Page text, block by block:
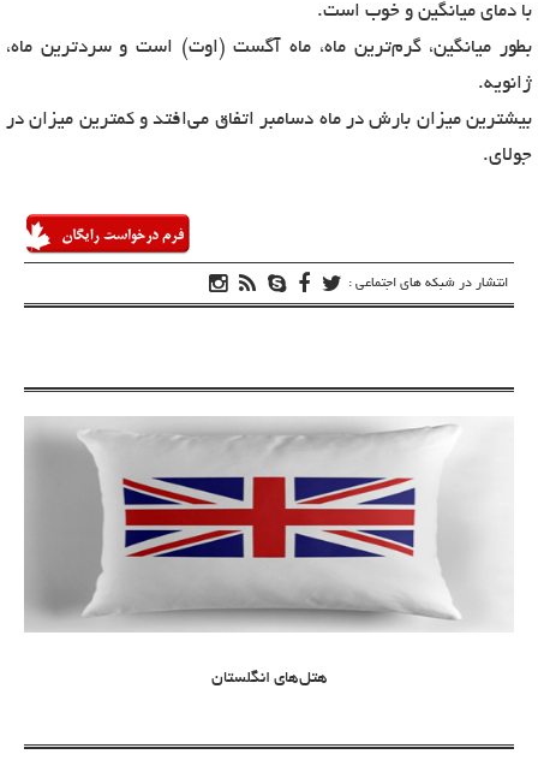
با دمای میانگین و خوب است.
بطور میانگین، گرم‌ترین ماه، ماه آگست (اوت) است و سردترین ماه،
ژانویه.
بیشترین میزان بارش در ماه دسامبر اتفاق می‌افتد و کمترین میزان در
جولای.
انتشار در شبکه های اجتماعی :
هتل‌های انگلستان